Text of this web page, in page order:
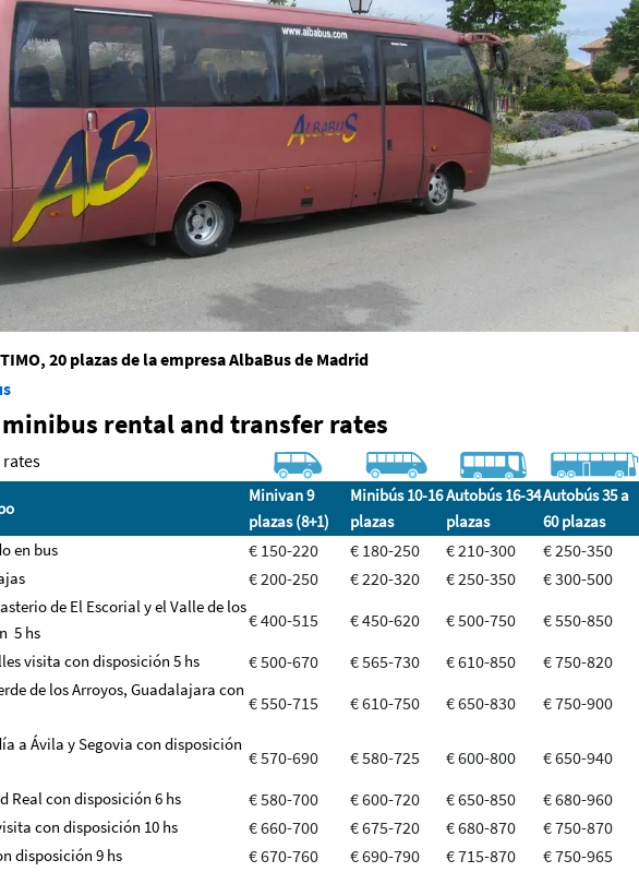
20 plazas de la empresa AlbaBus de Madrid
rental and transfer rates
Minivan 9
plazas (8+1)
Minibús 10-16
plazas
Autobús 16-34
plazas
Autobús 35 a
60 plazas
en bus
€ 150-220 € 180-250 € 210-300 € 250-350
€ 200-250 € 220-320 € 250-350 € 300-500
de El Escorial y el Valle de los
5 hs
€ 400-515 € 450-620 € 500-750 € 550-850
visita con disposición 5 hs € 500-670 € 565-730 € 610-850 € 750-820
de los Arroyos, Guadalajara con
€ 550-715 € 610-750 € 650-830 € 750-900
a Ávila y Segovia con disposición
€ 570-690 € 580-725 € 600-800 € 650-940
Real con disposición 6 hs € 580-700 € 600-720 € 650-850 € 680-960
con disposición 10 hs € 660-700 € 675-720 € 680-870 € 750-870
disposición 9 hs € 670-760 € 690-790 € 715-870 € 750-965